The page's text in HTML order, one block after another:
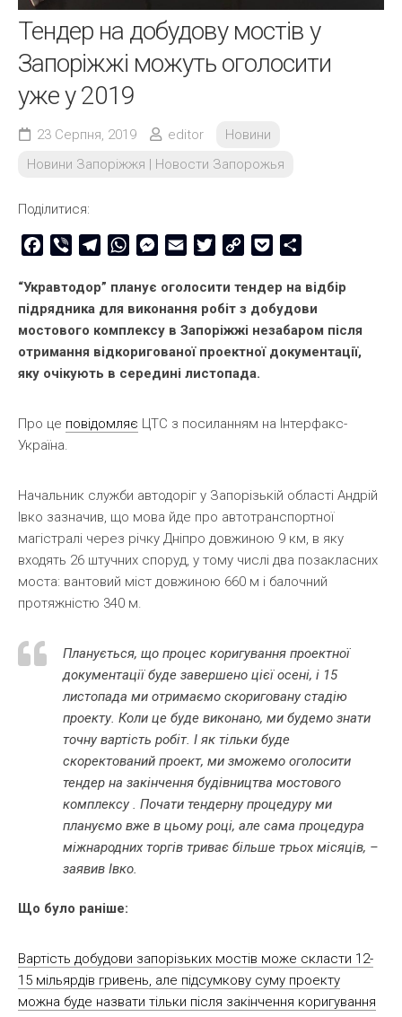
Тендер на добудову мостів у
Запоріжжі можуть оголосити
уже у 2019
23 Серпня, 2019 editor
Новини
Новини Запоріжжя | Новости Запорожья
Поділитися:
Facebook
Viber TelegramWhatsAppMessenger
Email TwitterCopy
Pocket
“Укравтодор” планує оголосити тендер на відбір
підрядника для виконання робіт з добудови
мостового комплексу в Запоріжжі незабаром після
отримання відкоригованої проектної документації,
яку очікують в середині листопада.
Про це повідомляє ЦТС з посиланням на Інтерфакс-
Україна.
Начальник служби автодоріг у Запорізькій області Андрій
Івко зазначив, що мова йде про автотранспортної
магістралі через річку Дніпро довжиною 9 км, в яку
входять 26 штучних споруд, у тому числі два позакласних
моста: вантовий міст довжиною 660 м і балочний
протяжністю 340 м.
Планується, що процес коригування проектної
документації буде завершено цієї осені, і 15
листопада ми отримаємо скориговану стадію
проекту. Коли це буде виконано, ми будемо знати
точну вартість робіт. І як тільки буде
скоректований проект, ми зможемо оголосити
тендер на закінчення будівництва мостового
комплексу . Почати тендерну процедуру ми
плануємо вже в цьому році, але сама процедура
міжнародних торгів триває більше трьох місяців, –
заявив Івко.
Що було раніше:
Вартість добудови запорізьких мостів може скласти 12-
15 мільярдів гривень, але підсумкову суму проекту
можна буде назвати тільки після закінчення коригування